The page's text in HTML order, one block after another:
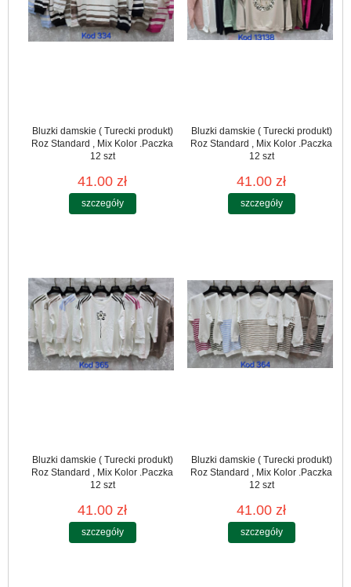
Bluzki damskie ( Turecki produkt)
Roz Standard , Mix Kolor .Paczka
12 szt
41.00 zł
szczegóły
Bluzki damskie ( Turecki produkt)
Roz Standard , Mix Kolor .Paczka
12 szt
41.00 zł
szczegóły
Bluzki damskie ( Turecki produkt)
Roz Standard , Mix Kolor .Paczka
12 szt
41.00 zł
szczegóły
Bluzki damskie ( Turecki produkt)
Roz Standard , Mix Kolor .Paczka
12 szt
41.00 zł
szczegóły